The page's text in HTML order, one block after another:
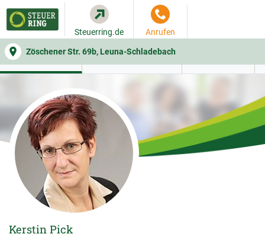
Zöschener Str. 69b, Leuna-Schladebach
Steuerring.de Anrufen
WER SIE BERÄT BEITRAGSRECHNER
Kerstin Pick